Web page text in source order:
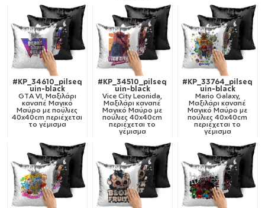
#KP_34610_pilseq
uin-black
GTA VI, Μαξιλάρι
καναπέ Μαγικό
Μαύρο με πούλιες
40x40cm περιέχεται
το γέμισμα
#KP_34510_pilseq
uin-black
Vice City Leonida,
Μαξιλάρι καναπέ
Μαγικό Μαύρο με
πούλιες 40x40cm
περιέχεται το
γέμισμα
#KP_33764_pilseq
uin-black
Mario Galaxy,
Μαξιλάρι καναπέ
Μαγικό Μαύρο με
πούλιες 40x40cm
περιέχεται το
γέμισμα